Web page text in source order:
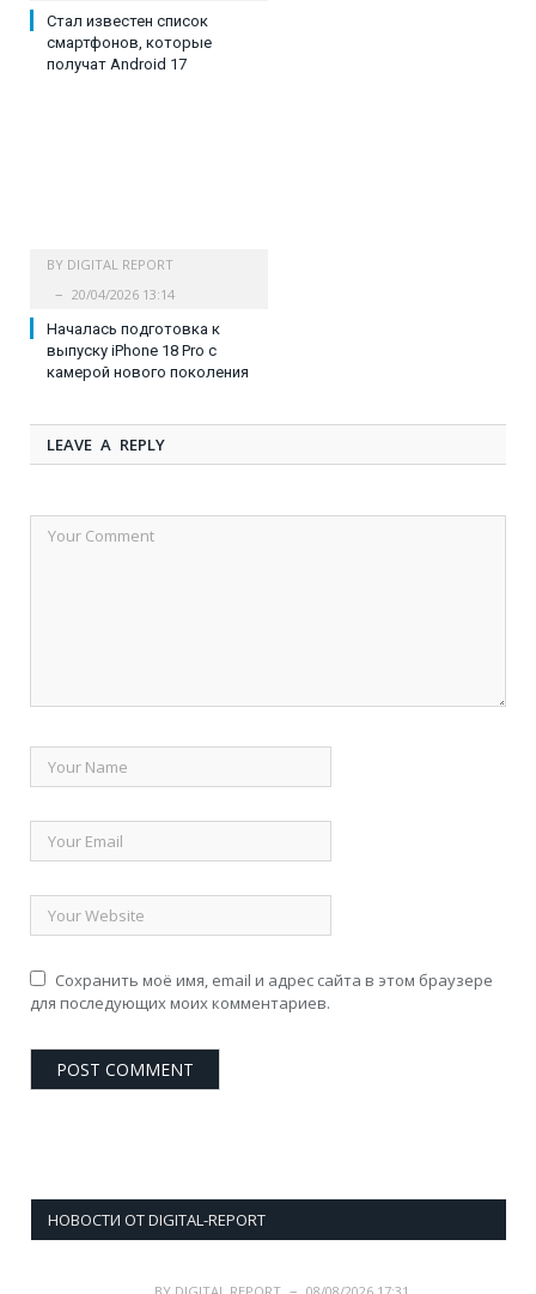
Стал известен список
смартфонов, которые
получат Android 17
BY DIGITAL REPORT
20/04/2026 13:14
Началась подготовка к
выпуску iPhone 18 Pro с
камерой нового поколения
LEAVE A REPLY
Сохранить моё имя, email и адрес сайта в этом браузере
для последующих моих комментариев.
НОВОСТИ ОТ DIGITAL-REPORT